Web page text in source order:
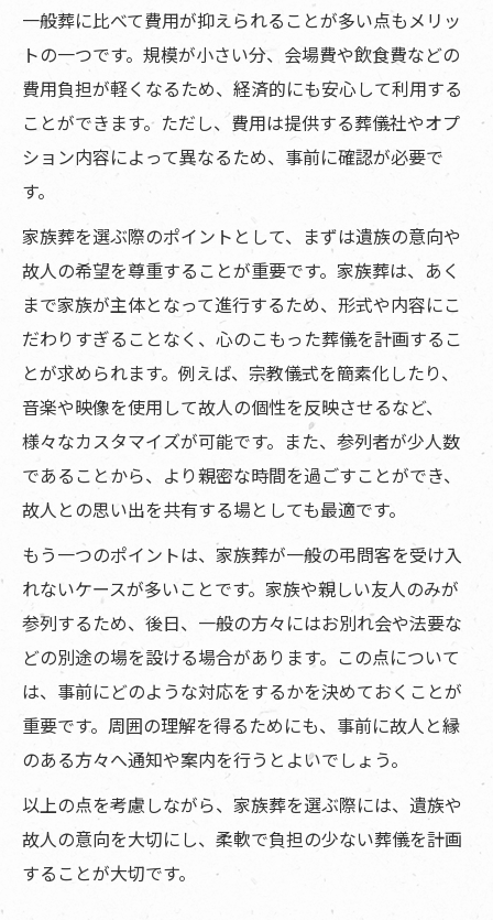
一般葬に比べて費用が抑えられることが多い点もメリッ
トの一つです。規模が小さい分、会場費や飲食費などの
費用負担が軽くなるため、経済的にも安心して利用する
ことができます。ただし、費用は提供する葬儀社やオプ
ション内容によって異なるため、事前に確認が必要で
す。
家族葬を選ぶ際のポイントとして、まずは遺族の意向や
故人の希望を尊重することが重要です。家族葬は、あく
まで家族が主体となって進行するため、形式や内容にこ
だわりすぎることなく、心のこもった葬儀を計画するこ
とが求められます。例えば、宗教儀式を簡素化したり、
音楽や映像を使用して故人の個性を反映させるなど、
様々なカスタマイズが可能です。また、参列者が少人数
であることから、より親密な時間を過ごすことができ、
故人との思い出を共有する場としても最適です。
もう一つのポイントは、家族葬が一般の弔問客を受け入
れないケースが多いことです。家族や親しい友人のみが
参列するため、後日、一般の方々にはお別れ会や法要な
どの別途の場を設ける場合があります。この点について
は、事前にどのような対応をするかを決めておくことが
重要です。周囲の理解を得るためにも、事前に故人と縁
のある方々へ通知や案内を行うとよいでしょう。
以上の点を考慮しながら、家族葬を選ぶ際には、遺族や
故人の意向を大切にし、柔軟で負担の少ない葬儀を計画
することが大切です。